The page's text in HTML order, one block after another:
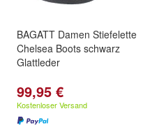
BAGATT Damen Stiefelette
Chelsea Boots schwarz
Glattleder
99,95 €
Kostenloser Versand